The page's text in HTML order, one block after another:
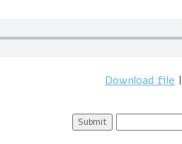
Download file |